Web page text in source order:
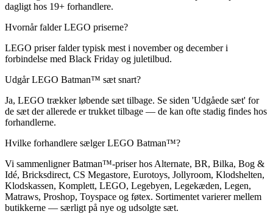
dagligt hos 19+ forhandlere.
Hvornår falder LEGO priserne?
LEGO priser falder typisk mest i november og december i
forbindelse med Black Friday og juletilbud.
Udgår LEGO Batman™ sæt snart?
Ja, LEGO trækker løbende sæt tilbage. Se siden 'Udgåede sæt' for
de sæt der allerede er trukket tilbage — de kan ofte stadig findes hos
forhandlerne.
Hvilke forhandlere sælger LEGO Batman™?
Vi sammenligner Batman™-priser hos Alternate, BR, Bilka, Bog &
Idé, Bricksdirect, CS Megastore, Eurotoys, Jollyroom, Klodshelten,
Klodskassen, Komplett, LEGO, Legebyen, Legekæden, Legen,
Matraws, Proshop, Toyspace og føtex. Sortimentet varierer mellem
butikkerne — særligt på nye og udsolgte sæt.